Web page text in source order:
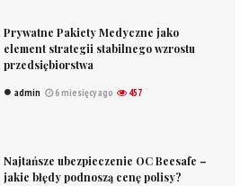
Prywatne Pakiety Medyczne jako
element strategii stabilnego wzrostu
przedsiębiorstwa
admin 6 miesięcy ago 457
Najtańsze ubezpieczenie OC Beesafe –
jakie błędy podnoszą cenę polisy?